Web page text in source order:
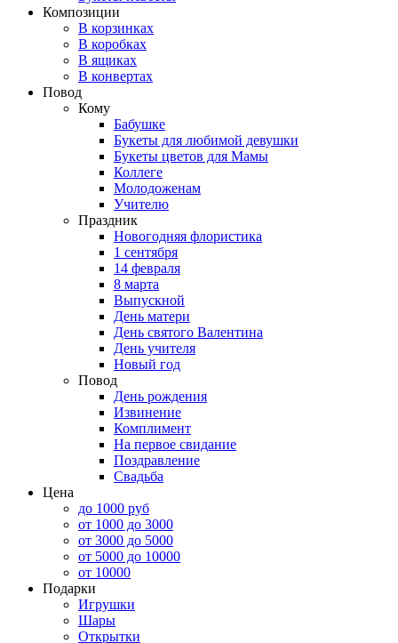
Композиции
В корзинках
В коробках
В ящиках
В конвертах
Повод
Кому
Бабушке
Букеты для любимой девушки
Букеты цветов для Мамы
Коллеге
Молодоженам
Учителю
Праздник
Новогодняя флористика
1 сентября
14 февраля
8 марта
Выпускной
День матери
День святого Валентина
День учителя
Новый год
Повод
День рождения
Извинение
Комплимент
На первое свидание
Поздравление
Свадьба
Цена
до 1000 руб
от 1000 до 3000
от 3000 до 5000
от 5000 до 10000
от 10000
Подарки
Игрушки
Шары
Открытки